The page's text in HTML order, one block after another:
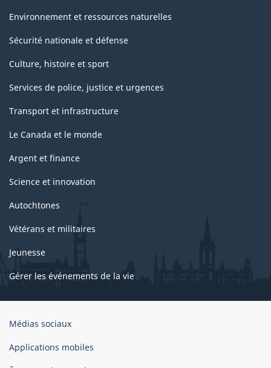
Environnement et ressources naturelles
Sécurité nationale et défense
Culture, histoire et sport
Services de police, justice et urgences
Transport et infrastructure
Le Canada et le monde
Argent et finance
Science et innovation
Autochtones
Vétérans et militaires
Jeunesse
Gérer les événements de la vie
Organisation
gouvernement
Médias sociaux
Applications mobiles